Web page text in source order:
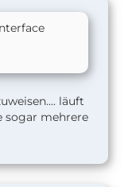
läuft
sogar mehrere